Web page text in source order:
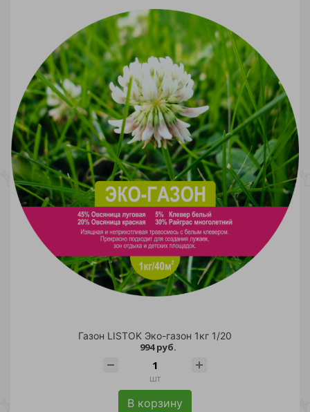
Газон LISTOK Эко-газон 1кг 1/20
994 руб.
шт
В корзину